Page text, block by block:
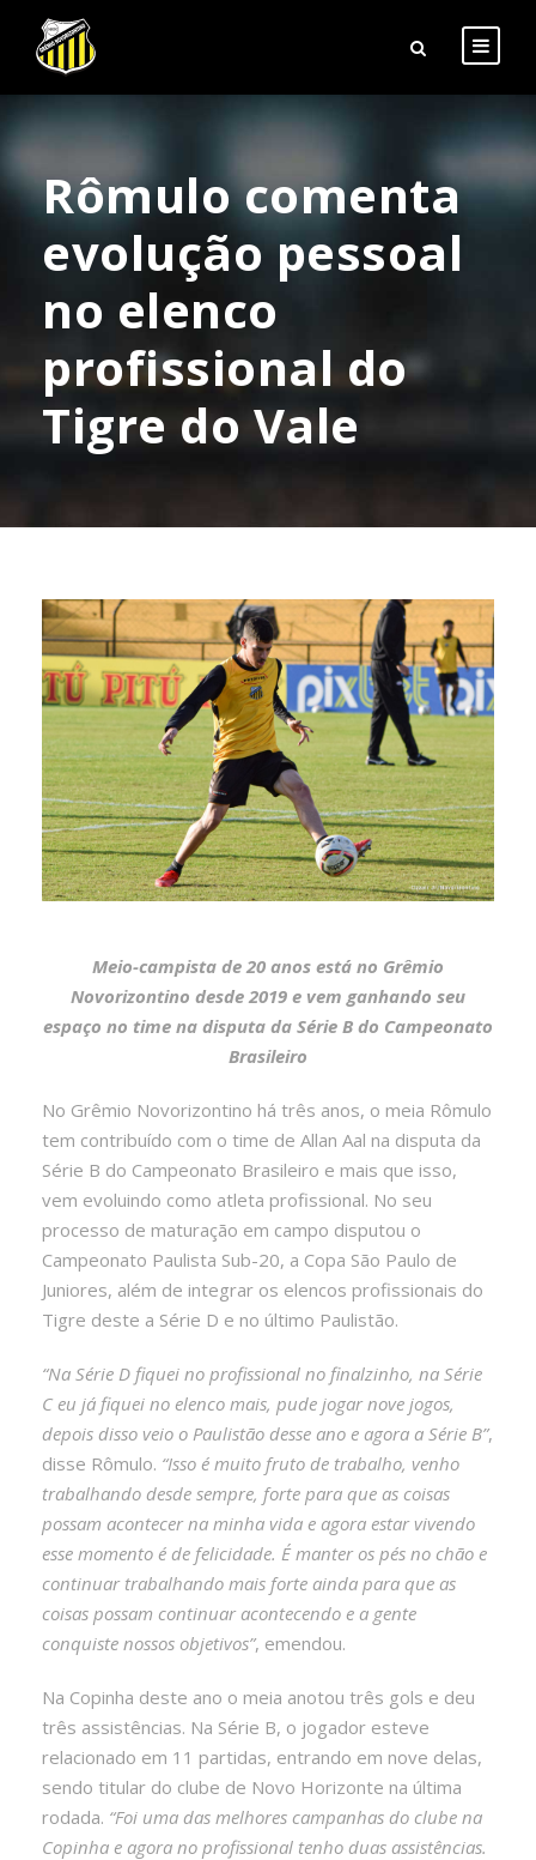
Rômulo comenta
evolução pessoal
no elenco
profissional do
Tigre do Vale
Meio-campista de 20 anos está no Grêmio
Novorizontino desde 2019 e vem ganhando seu
espaço no time na disputa da Série B do Campeonato
Brasileiro
No Grêmio Novorizontino há três anos, o meia Rômulo
tem contribuído com o time de Allan Aal na disputa da
Série B do Campeonato Brasileiro e mais que isso,
vem evoluindo como atleta profissional. No seu
processo de maturação em campo disputou o
Campeonato Paulista Sub-20, a Copa São Paulo de
Juniores, além de integrar os elencos profissionais do
Tigre deste a Série D e no último Paulistão.
“Na Série D fiquei no profissional no finalzinho, na Série
C eu já fiquei no elenco mais, pude jogar nove jogos,
depois disso veio o Paulistão desse ano e agora a Série B”,
disse Rômulo. “Isso é muito fruto de trabalho, venho
trabalhando desde sempre, forte para que as coisas
possam acontecer na minha vida e agora estar vivendo
esse momento é de felicidade. É manter os pés no chão e
continuar trabalhando mais forte ainda para que as
coisas possam continuar acontecendo e a gente
conquiste nossos objetivos”, emendou.
Na Copinha deste ano o meia anotou três gols e deu
três assistências. Na Série B, o jogador esteve
relacionado em 11 partidas, entrando em nove delas,
sendo titular do clube de Novo Horizonte na última
rodada. “Foi uma das melhores campanhas do clube na
Copinha e agora no profissional tenho duas assistências.